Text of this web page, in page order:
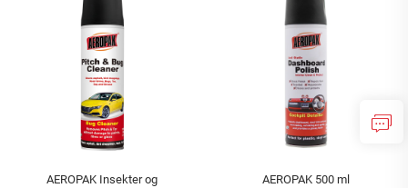
AEROPAK Insekter og
AEROPAK 500 ml